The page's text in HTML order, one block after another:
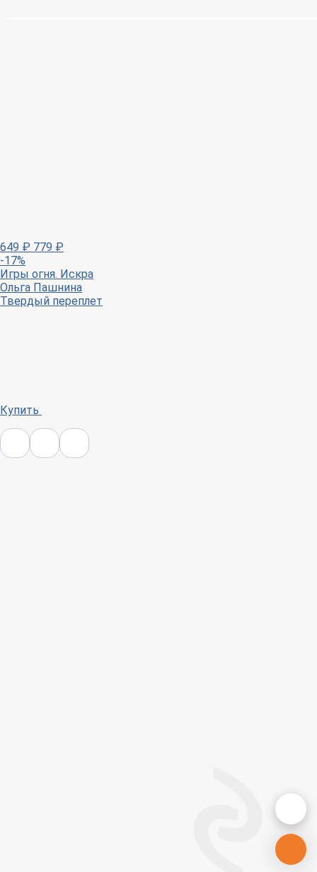
649 ₽ 779 ₽
-17%
Игры огня. Искра
Ольга Пашнина
Твердый переплет
Купить